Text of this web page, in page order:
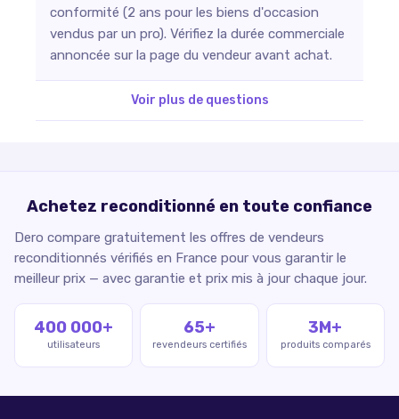
conformité (2 ans pour les biens d'occasion
vendus par un pro). Vérifiez la durée commerciale
annoncée sur la page du vendeur avant achat.
Voir plus de questions
Achetez reconditionné en toute confiance
Dero compare gratuitement les offres de vendeurs
reconditionnés vérifiés en France pour vous garantir le
meilleur prix — avec garantie et prix mis à jour chaque jour.
400 000+
utilisateurs
65+
revendeurs certifiés
3M+
produits comparés